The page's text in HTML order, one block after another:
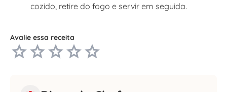
cozido, retire do fogo e servir em seguida.
Avalie essa receita